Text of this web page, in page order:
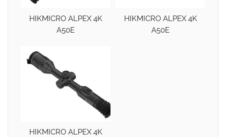
HIKMICRO ALPEX 4K
A50E
HIKMICRO ALPEX 4K
A50E
HIKMICRO ALPEX 4K